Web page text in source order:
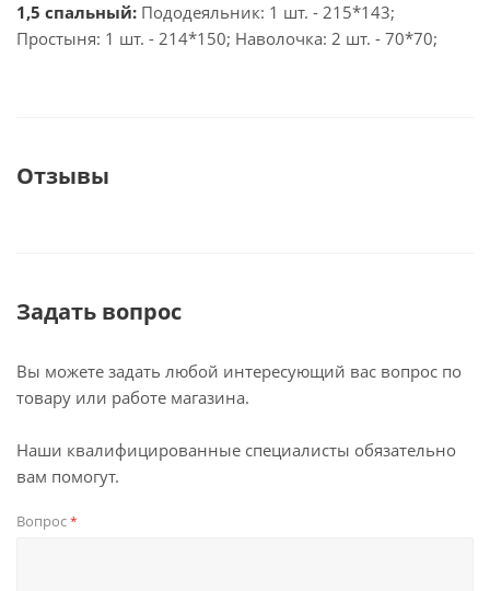
1,5 спальный: Пододеяльник: 1 шт. - 215*143;
Простыня: 1 шт. - 214*150; Наволочка: 2 шт. - 70*70;
Отзывы
Задать вопрос
Вы можете задать любой интересующий вас вопрос по
товару или работе магазина.
Наши квалифицированные специалисты обязательно
вам помогут.
Вопрос*